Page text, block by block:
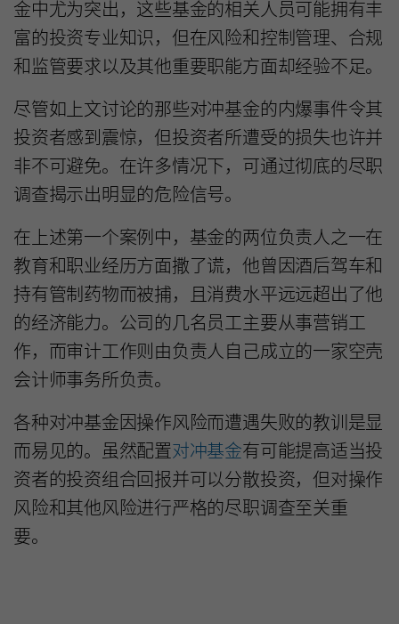
金中尤为突出，这些基金的相关人员可能拥有丰
富的投资专业知识，但在风险和控制管理、合规
和监管要求以及其他重要职能方面却经验不足。
尽管如上文讨论的那些对冲基金的内爆事件令其
投资者感到震惊，但投资者所遭受的损失也许并
非不可避免。在许多情况下，可通过彻底的尽职
调查揭示出明显的危险信号。
在上述第一个案例中，基金的两位负责人之一在
教育和职业经历方面撒了谎，他曾因酒后驾车和
持有管制药物而被捕，且消费水平远远超出了他
的经济能力。公司的几名员工主要从事营销工
作，而审计工作则由负责人自己成立的一家空壳
会计师事务所负责。
各种对冲基金因操作风险而遭遇失败的教训是显
而易见的。虽然配置对冲基金有可能提高适当投
资者的投资组合回报并可以分散投资，但对操作
风险和其他风险进行严格的尽职调查至关重
要。